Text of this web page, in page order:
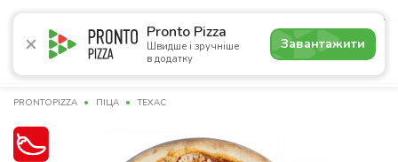
Pronto Pizza
Швидше і зручніше
в додатку
Завантажити
5.0
Акції Піца Суші Сети Бургери Комбо
PRONTOPIZZA ПІЦА ТЕХАС